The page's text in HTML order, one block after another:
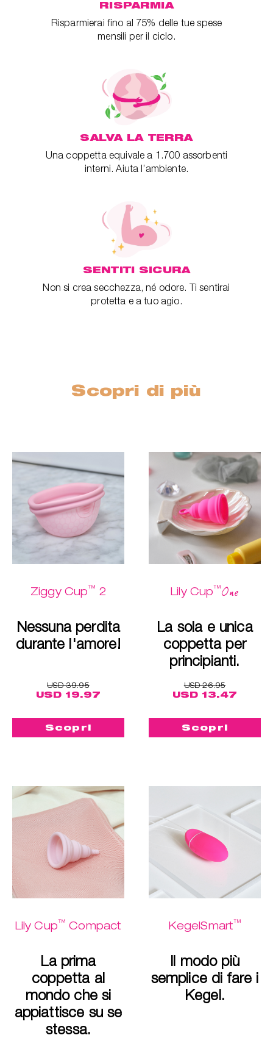
RISPARMIA
Risparmierai fino al 75% delle tue spese
mensili per il ciclo.
SALVA LA TERRA
Una coppetta equivale a 1.700 assorbenti
interni. Aiuta l’ambiente.
SENTITI SICURA
Non si crea secchezza, né odore. Ti sentirai
protetta e a tuo agio.
Scopri di più
Ziggy Cup™ 2
Nessuna perdita
durante l'amore!
USD 39.95
USD 19.97
Scopri
Lily Cup™One
La sola e unica
coppetta per
principianti.
USD 26.95
USD 13.47
Scopri
Lily Cup™ Compact
La prima
coppetta al
mondo che si
appiattisce su se
stessa.
KegelSmart™
Il modo più
semplice di fare i
Kegel.